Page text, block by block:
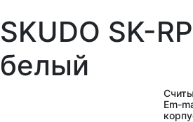
SKUDO SK-
белый
Em-